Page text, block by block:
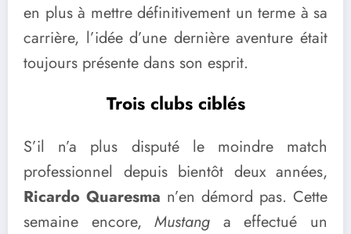
en plus à mettre définitivement un terme à sa
carrière, l’idée d’une dernière aventure était
toujours présente dans son esprit.
Trois clubs ciblés
S’il n’a plus disputé le moindre match
professionnel depuis bientôt deux années,
Ricardo Quaresma n’en démord pas. Cette
semaine encore,Mustang a effectué un